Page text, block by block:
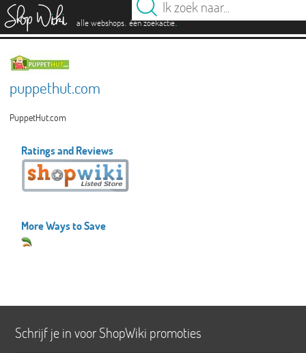
alle webshops. één zoekactie.
puppethut.com
PuppetHut.com
Ratings and Reviews
More Ways to Save
Schrijf je in voor ShopWiki promoties